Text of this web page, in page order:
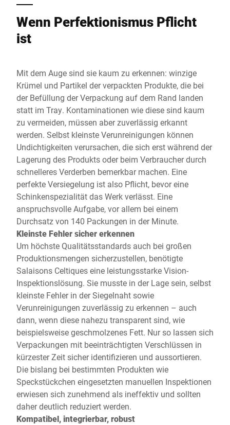
Wenn Perfektionismus Pflicht
ist
Mit dem Auge sind sie kaum zu erkennen: winzige
Krümel und Partikel der verpackten Produkte, die bei
der Befüllung der Verpackung auf dem Rand landen
statt im Tray. Kontaminationen wie diese sind kaum
zu vermeiden, müssen aber zuverlässig erkannt
werden. Selbst kleinste Verunreinigungen können
Undichtigkeiten verursachen, die sich erst während der
Lagerung des Produkts oder beim Verbraucher durch
schnelleres Verderben bemerkbar machen. Eine
perfekte Versiegelung ist also Pflicht, bevor eine
Schinkenspezialität das Werk verlässt. Eine
anspruchsvolle Aufgabe, vor allem bei einem
Durchsatz von 140 Packungen in der Minute.
Kleinste Fehler sicher erkennen
Um höchste Qualitätsstandards auch bei großen
Produktionsmengen sicherzustellen, benötigte
Salaisons Celtiques eine leistungsstarke Vision-
Inspektionslösung. Sie musste in der Lage sein, selbst
kleinste Fehler in der Siegelnaht sowie
Verunreinigungen zuverlässig zu erkennen – auch
dann, wenn diese nahezu transparent sind, wie
beispielsweise geschmolzenes Fett. Nur so lassen sich
Verpackungen mit beeinträchtigten Verschlüssen in
kürzester Zeit sicher identifizieren und aussortieren.
Die bislang bei bestimmten Produkten wie
Speckstückchen eingesetzten manuellen Inspektionen
erwiesen sich zunehmend als ineffektiv und sollten
daher deutlich reduziert werden.
Kompatibel, integrierbar, robust